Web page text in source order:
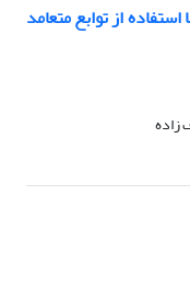
از توابع متعامد
زاده